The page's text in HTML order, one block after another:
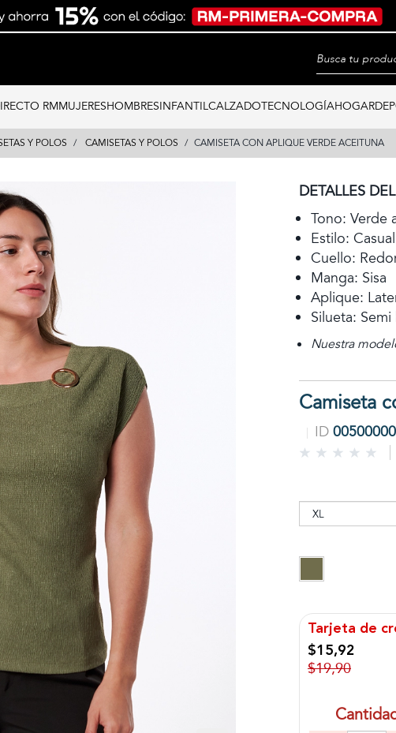
RMMUJERESHOMBRESINFANTILCALZADOTECNOLOGÍAHOGAR
Y POLOS CAMISETAS Y POLOS CAMISETA CON APLIQUE VERDE ACEITUNA
DETALLES
Tono: Verde
Estilo: Casual
Cuello:
Manga: Sisa
Aplique:
Silueta:
Nuestra
Camiseta
ID
Tarjeta de
$15,92
$19,90